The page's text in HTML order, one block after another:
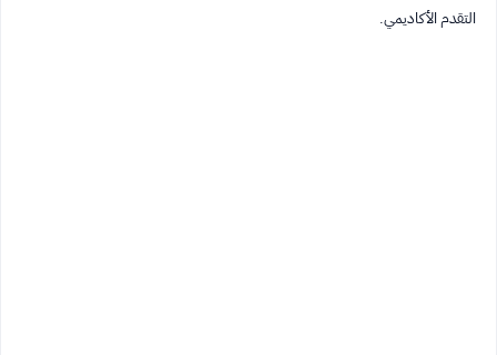
التقدم الأكاديمي.